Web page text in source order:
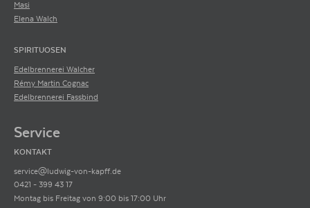
Masi
Elena Walch
SPIRITUOSEN
Edelbrennerei Walcher
Rémy Martin Cognac
Edelbrennerei Fassbind
Service
KONTAKT
service@ludwig-von-kapff.de
0421 - 399 43 17
Montag bis Freitag von 9:00 bis 17:00 Uhr